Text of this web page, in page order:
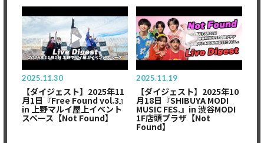
2025.11.30
【ダイジェスト】2025年11
月1日『Free Found vol.3』
in 上野マルイ屋上イベント
スペース【Not Found】
2025.11.19
【ダイジェスト】2025年10
月18日『SHIBUYA MODI
MUSIC FES.』in 渋谷MODI
1F店頭プラザ【Not
Found】